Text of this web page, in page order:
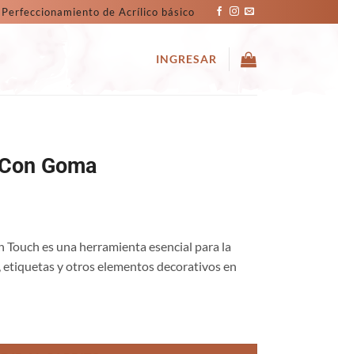
Perfeccionamiento de Acrílico básico
INGRESAR
Goma
Touch es una herramienta esencial para la
etiquetas y otros elementos decorativos en